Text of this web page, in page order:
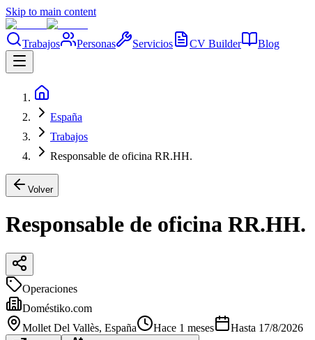
Skip to main content
Trabajos Personas Servicios CV Builder Blog
España
Trabajos
Responsable de oficina RR.HH.
Volver
Responsable de oficina RR.HH.
Operaciones
Doméstiko.com
Mollet Del Vallès, España Hace 1 meses Hasta 17/8/2026